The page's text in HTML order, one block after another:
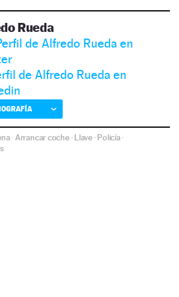
Rueda
de Alfredo Rueda en
de Alfredo Rueda en
·Arrancar coche·Llave·Policía·